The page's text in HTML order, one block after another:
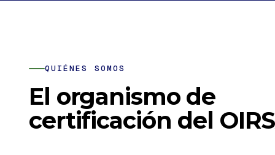
QUIÉNES SOMOS
El organismo de
certificación del